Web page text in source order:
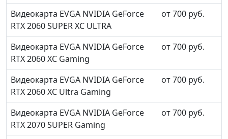
Видеокарта EVGA NVIDIA GeForce
RTX 2060 SUPER XC ULTRA
от 700 руб.
Видеокарта EVGA NVIDIA GeForce
RTX 2060 XC Gaming
от 700 руб.
Видеокарта EVGA NVIDIA GeForce
RTX 2060 XC Ultra Gaming
от 700 руб.
Видеокарта EVGA NVIDIA GeForce
RTX 2070 SUPER Gaming
от 700 руб.